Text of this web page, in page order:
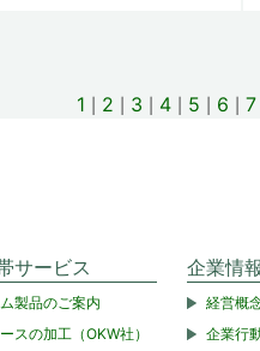
1 2 3 4 5 6 7
サービス
製品のご案内
スの加工（OKW社）
企業情報
経営概
企業行